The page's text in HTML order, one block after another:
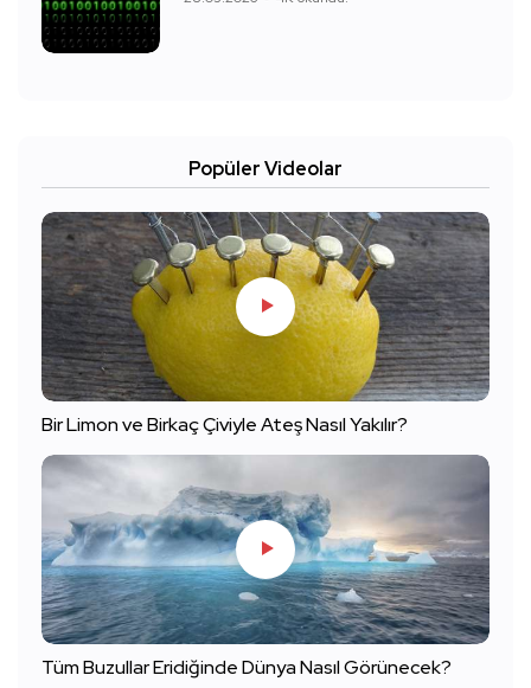
Popüler Videolar
Bir Limon ve Birkaç Çiviyle Ateş Nasıl Yakılır?
Tüm Buzullar Eridiğinde Dünya Nasıl Görünecek?